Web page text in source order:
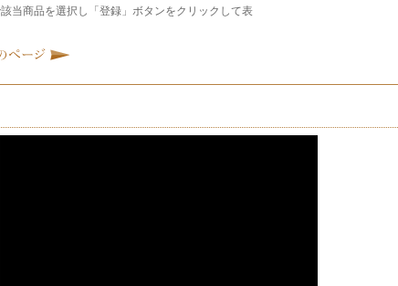
当商品を選択し「登録」ボタンをクリックして表